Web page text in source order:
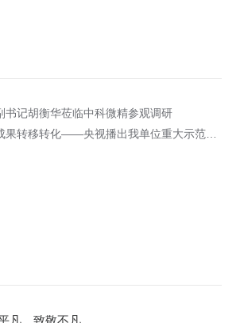
书记胡衡华莅临中科微精参观调研
凡，致敬不凡